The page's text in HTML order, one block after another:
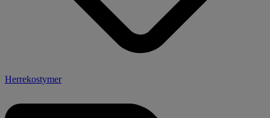
Herrekostymer